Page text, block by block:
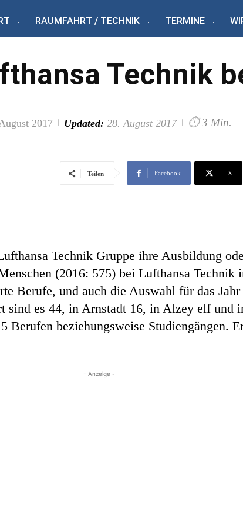
RAUMFAHRT / TECHNIK TERMINE
Technik
2017 Updated: 28. August 2017 ⏱ 3 Min.
Teilen Facebook X
Technik Gruppe ihre Ausbildung
(2016: 575) bei Lufthansa Technik
Berufe, und auch die Auswahl für das
sind es 44, in Arnstadt 16, in Alzey elf und
Berufen beziehungsweise Studiengängen.
- Anzeige -